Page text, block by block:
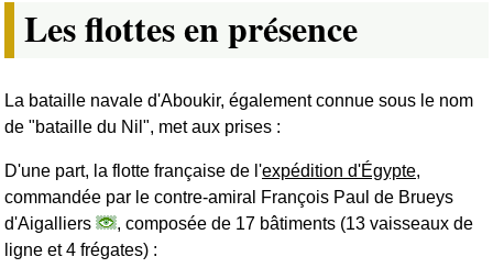
Les flottes en présence
La bataille navale d'Aboukir, également connue sous le nom
de "bataille du Nil", met aux prises :
D'une part, la flotte française de l'expédition d'Égypte,
commandée par le contre-amiral François Paul de Brueys
d'Aigalliers
, composée de 17 bâtiments (13 vaisseaux de
ligne et 4 frégates) :